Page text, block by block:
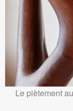
Le piètement